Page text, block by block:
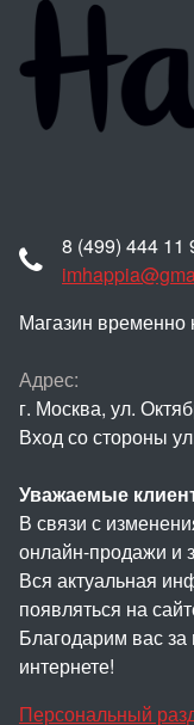
8 (499) 444 11
Магазин временно
Адрес:
г. Москва, ул.
Вход со стороны
Уважаемые
В связи с
онлайн-продажи и
Вся актуальная
появляться на
Благодарим вас
интернете!
Персональный